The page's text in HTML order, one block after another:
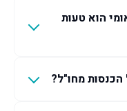
הוא טעות
מחו"ל?